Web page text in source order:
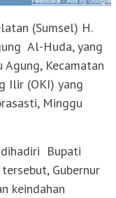
(Sumsel) H.
Al-Huda, yang
Kecamatan
Ilir (OKI) yang
Minggu
Bupati
Gubernur
keindahan